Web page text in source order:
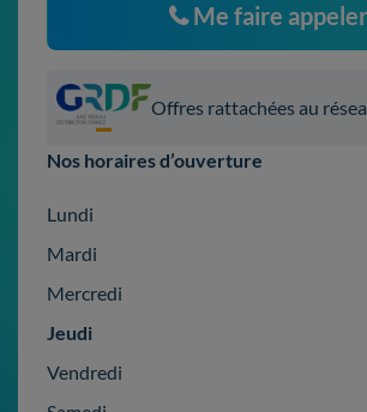
Me faire appeler
Offres rattachées au
Nos horaires d’ouverture
Lundi
Mardi
Mercredi
Jeudi
Vendredi